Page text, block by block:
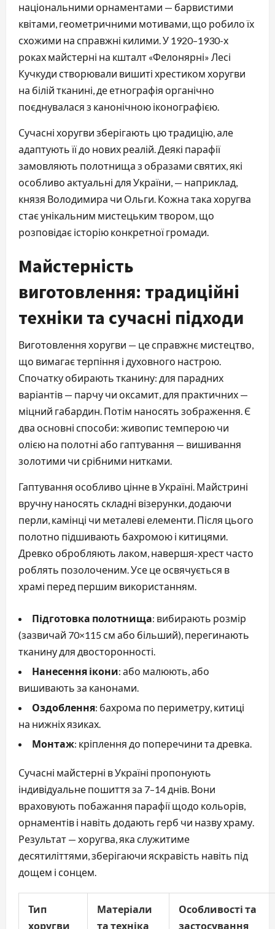
національними орнаментами — барвистими
квітами, геометричними мотивами, що робило їх
схожими на справжні килими. У 1920–1930-х
роках майстерні на кшталт «Фелонярні» Лесі
Кучкуди створювали вишиті хрестиком хоругви
на білій тканині, де етнографія органічно
поєднувалася з канонічною іконографією.
Сучасні хоругви зберігають цю традицію, але
адаптують її до нових реалій. Деякі парафії
замовляють полотнища з образами святих, які
особливо актуальні для України, — наприклад,
князя Володимира чи Ольги. Кожна така хоругва
стає унікальним мистецьким твором, що
розповідає історію конкретної громади.
Майстерність
виготовлення: традиційні
техніки та сучасні підходи
Виготовлення хоругви — це справжнє мистецтво,
що вимагає терпіння і духовного настрою.
Спочатку обирають тканину: для парадних
варіантів — парчу чи оксамит, для практичних —
міцний габардин. Потім наносять зображення. Є
два основні способи: живопис темперою чи
олією на полотні або гаптування — вишивання
золотими чи срібними нитками.
Гаптування особливо цінне в Україні. Майстрині
вручну наносять складні візерунки, додаючи
перли, камінці чи металеві елементи. Після цього
полотно підшивають бахромою і китицями.
Древко обробляють лаком, навершя-хрест часто
роблять позолоченим. Усе це освячується в
храмі перед першим використанням.
Підготовка полотнища: вибирають розмір
(зазвичай 70×115 см або більший), перегинають
тканину для двосторонності.
Нанесення ікони: або малюють, або
вишивають за канонами.
Оздоблення: бахрома по периметру, китиці
на нижніх язиках.
Монтаж: кріплення до поперечини та древка.
Сучасні майстерні в Україні пропонують
індивідуальне пошиття за 7–14 днів. Вони
враховують побажання парафії щодо кольорів,
орнаментів і навіть додають герб чи назву храму.
Результат — хоругва, яка служитиме
десятиліттями, зберігаючи яскравість навіть під
дощем і сонцем.
Тип
хоругви
Матеріали
та техніка
Особливості та
застосування